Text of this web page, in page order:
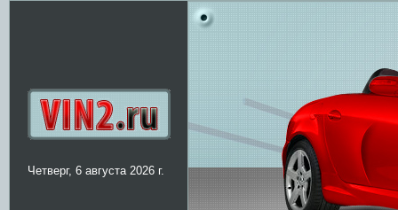
Четверг, 6 августа 2026 г.